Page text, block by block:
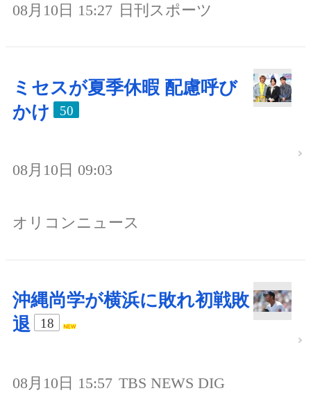
08月10日 15:27 日刊スポーツ
ミセスが夏季休暇 配慮呼び
かけ
50
08月10日 09:03
オリコンニュース
沖縄尚学が横浜に敗れ初戦敗
退
18
08月10日 15:57 TBS NEWS DIG